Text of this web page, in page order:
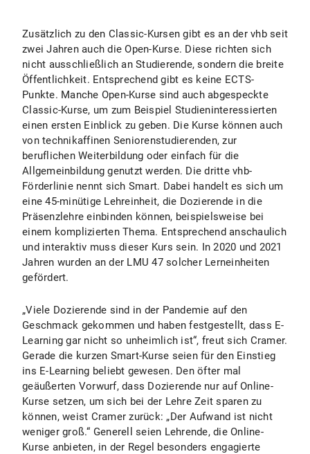
Zusätzlich zu den Classic-Kursen gibt es an der vhb seit
zwei Jahren auch die Open-Kurse. Diese richten sich
nicht ausschließlich an Studierende, sondern die breite
Öffentlichkeit. Entsprechend gibt es keine ECTS-
Punkte. Manche Open-Kurse sind auch abgespeckte
Classic-Kurse, um zum Beispiel Studieninteressierten
einen ersten Einblick zu geben. Die Kurse können auch
von technikaffinen Seniorenstudierenden, zur
beruflichen Weiterbildung oder einfach für die
Allgemeinbildung genutzt werden. Die dritte vhb-
Förderlinie nennt sich Smart. Dabei handelt es sich um
eine 45-minütige Lehreinheit, die Dozierende in die
Präsenzlehre einbinden können, beispielsweise bei
einem komplizierten Thema. Entsprechend anschaulich
und interaktiv muss dieser Kurs sein. In 2020 und 2021
Jahren wurden an der LMU 47 solcher Lerneinheiten
gefördert.
„Viele Dozierende sind in der Pandemie auf den
Geschmack gekommen und haben festgestellt, dass E-
Learning gar nicht so unheimlich ist“, freut sich Cramer.
Gerade die kurzen Smart-Kurse seien für den Einstieg
ins E-Learning beliebt gewesen. Den öfter mal
geäußerten Vorwurf, dass Dozierende nur auf Online-
Kurse setzen, um sich bei der Lehre Zeit sparen zu
können, weist Cramer zurück: „Der Aufwand ist nicht
weniger groß.“ Generell seien Lehrende, die Online-
Kurse anbieten, in der Regel besonders engagierte